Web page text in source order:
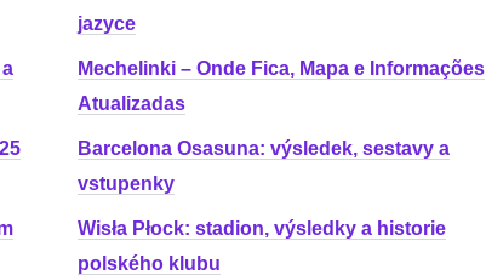
jazyce
Mechelinki – Onde Fica, Mapa e Informações
Atualizadas
Barcelona Osasuna: výsledek, sestavy a
vstupenky
Wisła Płock: stadion, výsledky a historie
polského klubu